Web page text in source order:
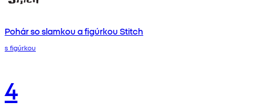
Pohár so slamkou a figúrkou Stitch
s figúrkou
4